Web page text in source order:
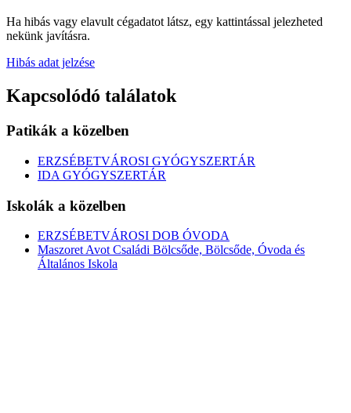
Ha hibás vagy elavult cégadatot látsz, egy kattintással jelezheted
nekünk javításra.
Hibás adat jelzése
Kapcsolódó találatok
Patikák a közelben
ERZSÉBETVÁROSI GYÓGYSZERTÁR
IDA GYÓGYSZERTÁR
Iskolák a közelben
ERZSÉBETVÁROSI DOB ÓVODA
Maszoret Avot Családi Bölcsőde, Bölcsőde, Óvoda és
Általános Iskola